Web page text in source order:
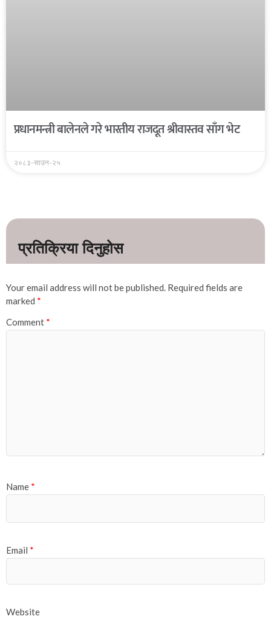
प्रधानमन्त्री बालेनले गरे भारतीय राजदूत श्रीवास्तव साँग भेट
२०८३-साउन-२५
Your email address will not be published. Required fields are
marked *
Comment *
Name *
Email *
Website